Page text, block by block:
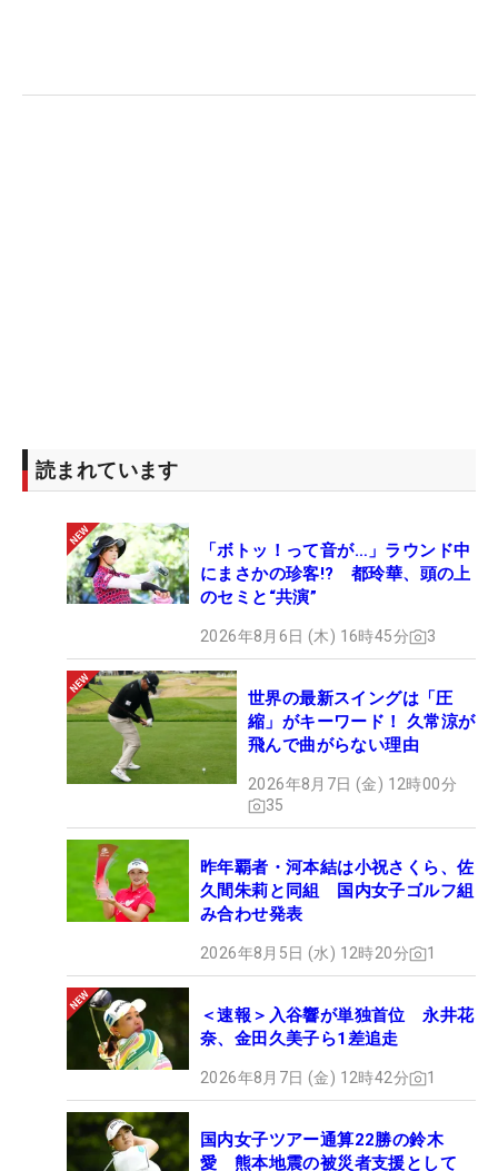
読まれています
「ボトッ！って音が…」ラウンド中
にまさかの珍客!? 都玲華、頭の上
のセミと“共演”
2026年8月6日 (木) 16時45分 3
世界の最新スイングは「圧
縮」がキーワード！ 久常涼が
飛んで曲がらない理由
2026年8月7日 (金) 12時00分
35
昨年覇者・河本結は小祝さくら、佐
久間朱莉と同組 国内女子ゴルフ組
み合わせ発表
2026年8月5日 (水) 12時20分 1
＜速報＞入谷響が単独首位 永井花
奈、金田久美子ら1差追走
2026年8月7日 (金) 12時42分 1
国内女子ツアー通算22勝の鈴木
愛 熊本地震の被災者支援として